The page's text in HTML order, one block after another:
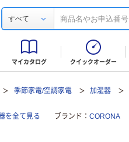
すべて
マイカタログ クイックオーダー
季節家電/空調家電 加湿器
を全て見る ブランド CORONA